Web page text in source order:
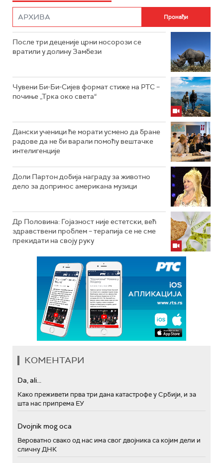
После три деценије црни носорози се
вратили у долину Замбези
Чувени Би-Би-Сијев формат стиже на РТС –
почиње „Трка око света“
Дански ученици ће морати усмено да бране
радове да не би варали помоћу вештачке
интелигенције
Доли Партон добија награду за животно
дело за допринос американа музици
Др Половина: Гојазност није естетски, већ
здравствени проблем – терапија се не сме
прекидати на своју руку
КОМЕНТАРИ
Da, ali...
Како преживети прва три дана катастрофе у Србији, и за
шта нас припрема ЕУ
Dvojnik mog oca
Вероватно свако од нас има свог двојника са којим дели и
сличну ДНК